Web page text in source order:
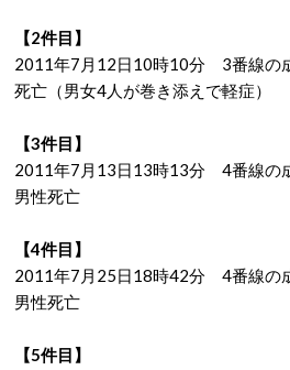
【2件目】
2011年7月12日10時10分 3番線の
死亡（男女4人が巻き添えで軽症）
【3件目】
2011年7月13日13時13分 4番線の
男性死亡
【4件目】
2011年7月25日18時42分 4番線の
男性死亡
【5件目】